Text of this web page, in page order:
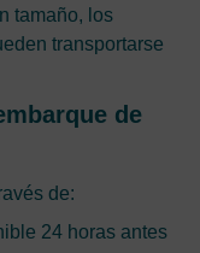
tamaño, los
transportarse
de
de:
24 horas antes